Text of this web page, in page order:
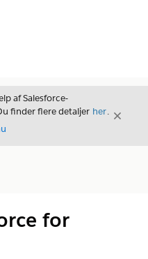
af Salesforce-
finder flere detaljer her.
Luk
for